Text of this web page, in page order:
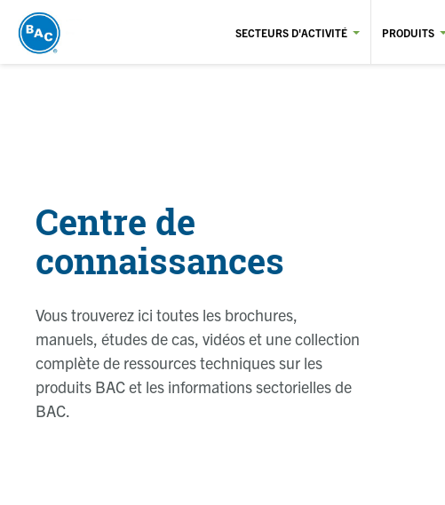
contenu
SECTEURS D'ACTIVITÉ PRODUITS
Centre de
connaissances
Vous trouverez ici toutes les brochures,
manuels, études de cas, vidéos et une collection
complète de ressources techniques sur les
produits BAC et les informations sectorielles de
BAC.